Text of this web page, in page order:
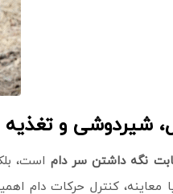
شیردوشی و تغذیه
نگه داشتن سر دام است،
کنترل حرکات دام